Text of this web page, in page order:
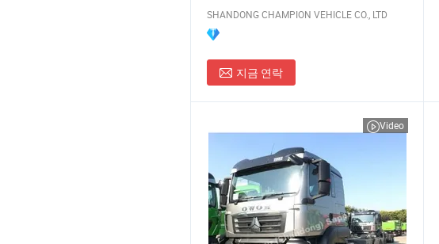
SHANDONG CHAMPION VEHICLE CO., LTD
지금 연락
Video